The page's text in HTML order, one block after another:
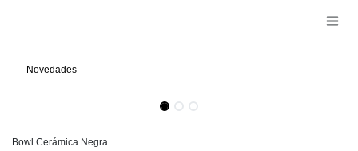
Novedades
Bowl Cerámica Negra